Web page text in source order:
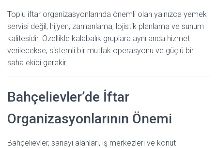
Toplu iftar organizasyonlarında önemli olan yalnızca yemek
servisi değil; hijyen, zamanlama, lojistik planlama ve sunum
kalitesidir. Özellikle kalabalık gruplara aynı anda hizmet
verilecekse, sistemli bir mutfak operasyonu ve güçlü bir
saha ekibi gerekir.
Bahçelievler’de İftar
Organizasyonlarının Önemi
Bahçelievler, sanayi alanları, iş merkezleri ve konut